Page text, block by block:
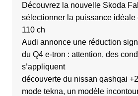
Découvrez la nouvelle Skoda
sélectionner la puissance idéale
110 ch
Audi annonce une réduction
du Q4 e-tron : attention, des
s’appliquent
découverte du nissan qashqai
mode tekna, un modèle